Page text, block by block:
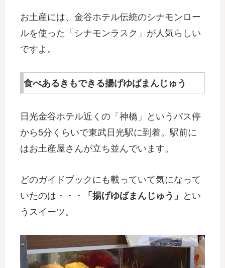
お土産には、金谷ホテル伝統のシナモンロー
ルを使った「シナモンラスク」が人気らしい
ですよ。
食べあるきもできる揚げゆばまんじゅう
日光金谷ホテル近くの「神橋」というバス停
から5分くらいで東武日光駅に到着。駅前に
はお土産屋さんが立ち並んでいます。
どのガイドブックにも載っていて気になって
いたのは・・・
「揚げゆばまんじゅう」
とい
うスイーツ。